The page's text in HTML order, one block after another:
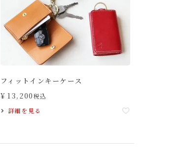
フィットインキーケース
¥ 13,200税込
詳細を見る